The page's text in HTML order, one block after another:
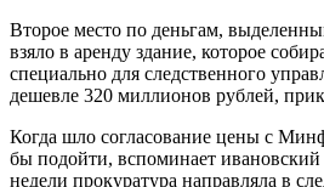
Второе место по деньгам,
взяло в аренду здание, которое
специально для следственного
дешевле 320 миллионов рублей,
Когда шло согласование цены с
бы подойти, вспоминает ивановский
недели прокуратура направляла в